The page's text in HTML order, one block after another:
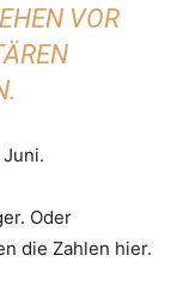
VOR
Oder
die Zahlen hier.